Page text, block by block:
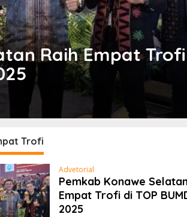
Raih Empat
Trofi
Advetorial
Pemkab Konawe
Empat Trofi di TOP
2025